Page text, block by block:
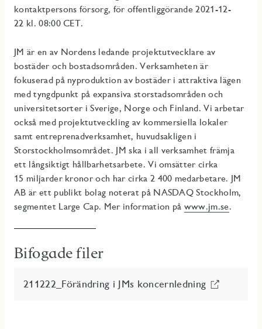
kontaktpersons försorg, för offentliggörande 2021-12-
22 kl. 08:00 CET.
JM är en av Nordens ledande projektutvecklare av
bostäder och bostadsområden. Verksamheten är
fokuserad på nyproduktion av bostäder i attraktiva lägen
med tyngdpunkt på expansiva storstadsområden och
universitetsorter i Sverige, Norge och Finland. Vi arbetar
också med projektutveckling av kommersiella lokaler
samt entreprenadverksamhet, huvudsakligen i
Storstockholmsområdet. JM ska i all verksamhet främja
ett långsiktigt hållbarhetsarbete. Vi omsätter cirka
15 miljarder kronor och har cirka 2 400 medarbetare. JM
AB är ett publikt bolag noterat på NASDAQ Stockholm,
segmentet Large Cap. Mer information på www.jm.se.
Bifogade filer
211222_Förändring i JMs koncernledning